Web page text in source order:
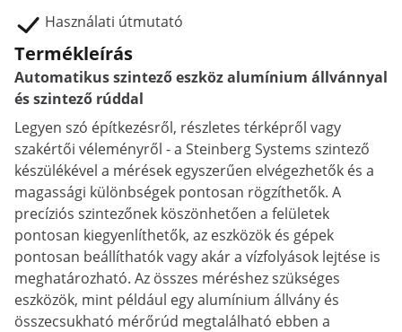
Használati útmutató
Termékleírás
Automatikus szintező eszköz alumínium állvánnyal
és szintező rúddal
Legyen szó építkezésről, részletes térképről vagy
szakértői véleményről - a Steinberg Systems szintező
készülékével a mérések egyszerűen elvégezhetők és a
magassági különbségek pontosan rögzíthetők. A
precíziós szintezőnek köszönhetően a felületek
pontosan kiegyenlíthetők, az eszközök és gépek
pontosan beállíthatók vagy akár a vízfolyások lejtése is
meghatározható. Az összes méréshez szükséges
eszközök, mint például egy alumínium állvány és
összecsukható mérőrúd megtalálható ebben a